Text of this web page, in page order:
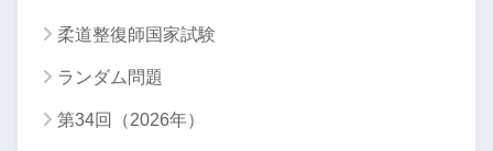
柔道整復師国家試験
ランダム問題
第34回（2026年）